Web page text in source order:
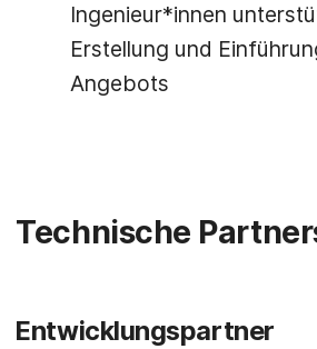
Ingenieur*innen
Erstellung und
Angebots
Technische
Entwicklungspartner